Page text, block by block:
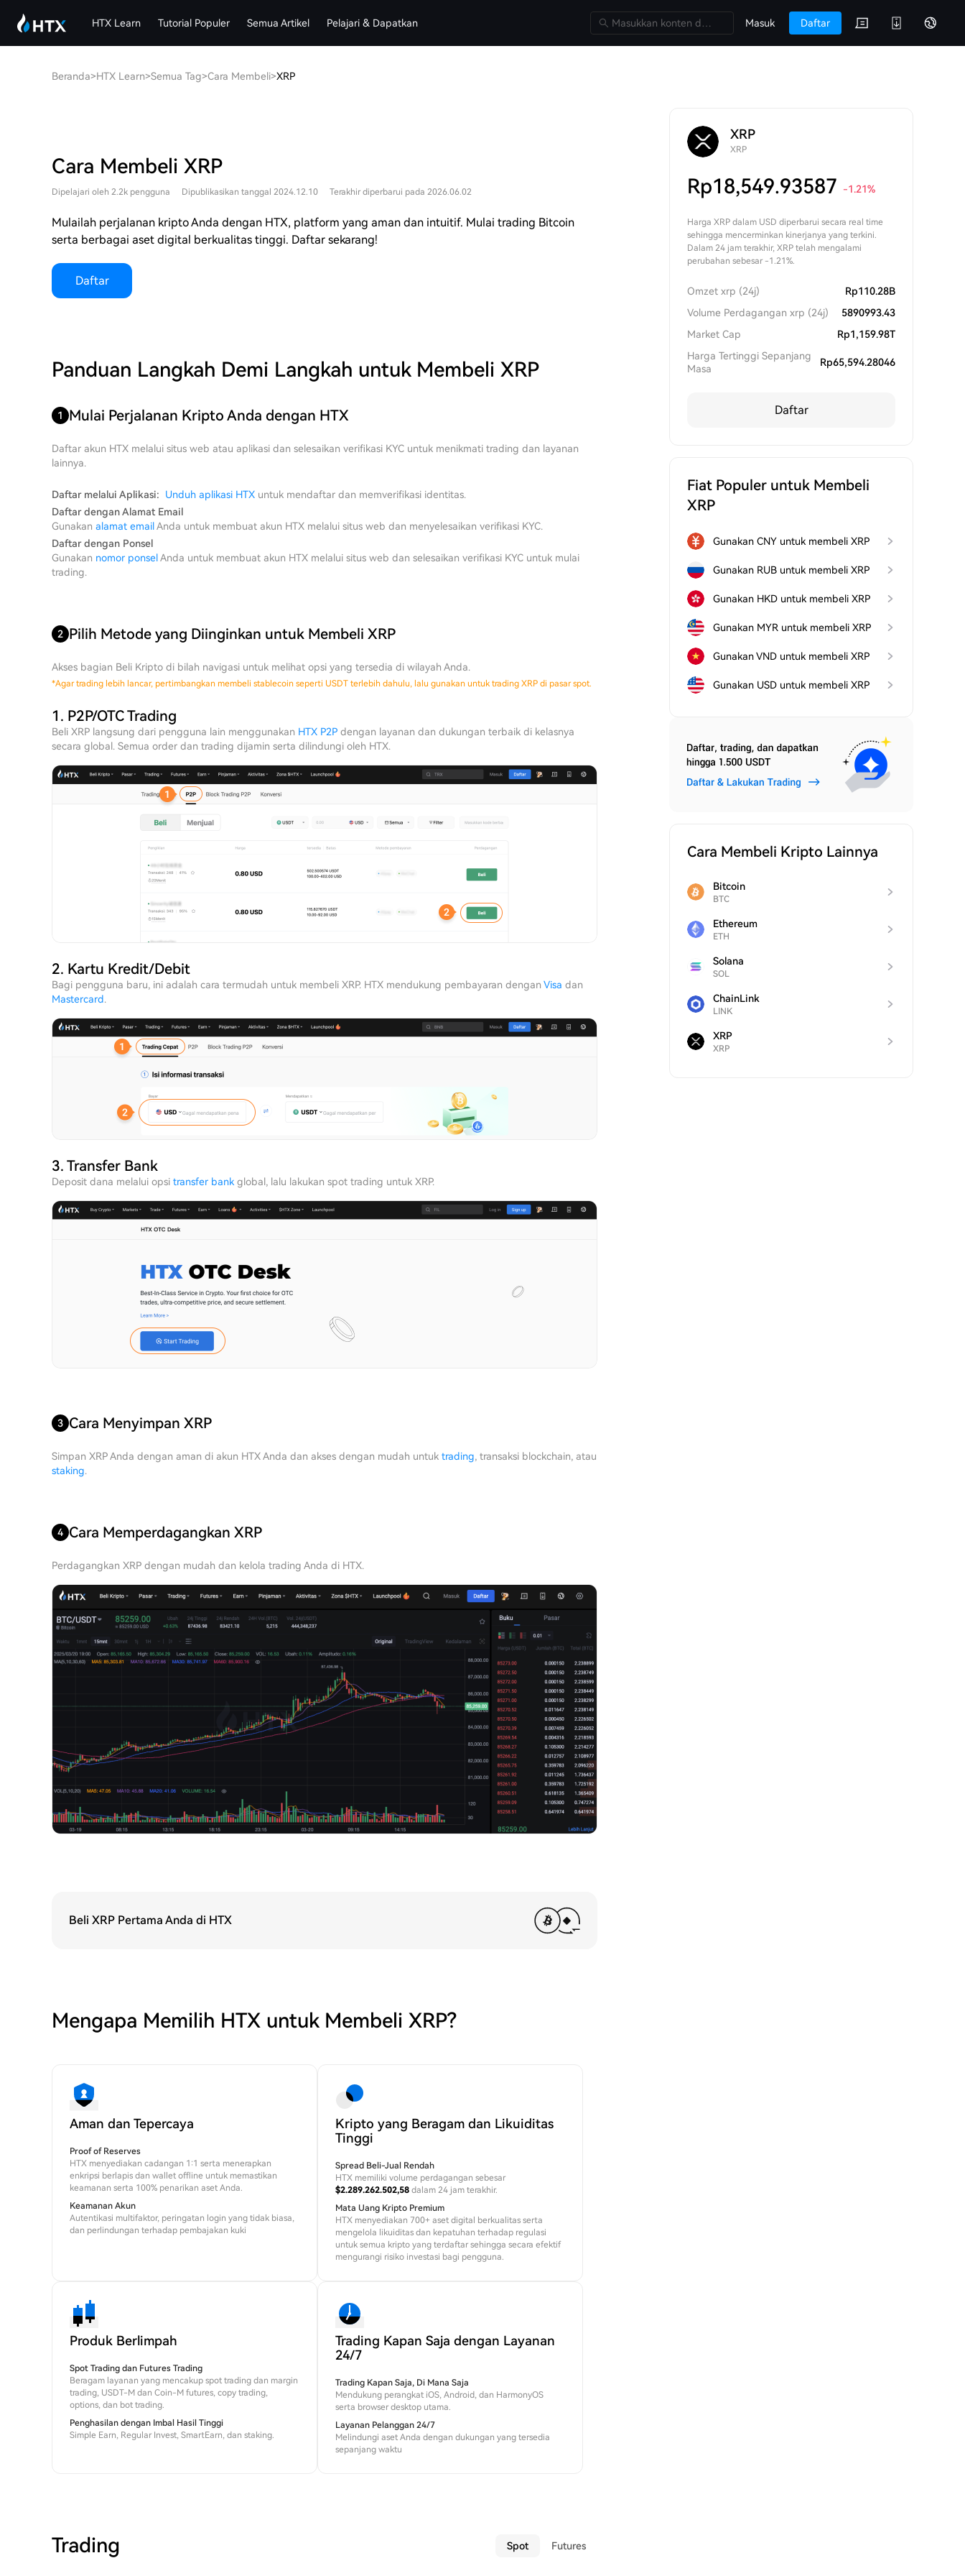
HTX Learn Tutorial Populer Semua Artikel Pelajari & Dapatkan Masuk Daftar
Beranda>HTX Learn>Semua Tag>Cara Membeli>XRP
Cara Membeli XRP
Dipelajari oleh 2.2k pengguna Dipublikasikan tanggal 2024.12.10 Terakhir diperbarui pada 2026.06.02
Mulailah perjalanan kripto Anda dengan HTX, platform yang aman dan intuitif. Mulai trading Bitcoin
serta berbagai aset digital berkualitas tinggi. Daftar sekarang!
Daftar
Panduan Langkah Demi Langkah untuk Membeli XRP
1 Mulai Perjalanan Kripto Anda dengan HTX
Daftar akun HTX melalui situs web atau aplikasi dan selesaikan verifikasi KYC untuk menikmati trading dan layanan
lainnya.
Daftar melalui Aplikasi: Unduh aplikasi HTX untuk mendaftar dan memverifikasi identitas.
Daftar dengan Alamat Email
Gunakan alamat email Anda untuk membuat akun HTX melalui situs web dan menyelesaikan verifikasi KYC.
Daftar dengan Ponsel
Gunakan nomor ponsel Anda untuk membuat akun HTX melalui situs web dan selesaikan verifikasi KYC untuk mulai
trading.
2 Pilih Metode yang Diinginkan untuk Membeli XRP
Akses bagian Beli Kripto di bilah navigasi untuk melihat opsi yang tersedia di wilayah Anda.
*Agar trading lebih lancar, pertimbangkan membeli stablecoin seperti USDT terlebih dahulu, lalu gunakan untuk trading XRP di pasar spot.
1. P2P/OTC Trading
Beli XRP langsung dari pengguna lain menggunakan HTX P2P dengan layanan dan dukungan terbaik di kelasnya
secara global. Semua order dan trading dijamin serta dilindungi oleh HTX.
2. Kartu Kredit/Debit
Bagi pengguna baru, ini adalah cara termudah untuk membeli XRP. HTX mendukung pembayaran dengan Visa dan
Mastercard.
3. Transfer Bank
Deposit dana melalui opsi transfer bank global, lalu lakukan spot trading untuk XRP.
3 Cara Menyimpan XRP
Simpan XRP Anda dengan aman di akun HTX Anda dan akses dengan mudah untuk trading, transaksi blockchain, atau
staking.
4 Cara Memperdagangkan XRP
Perdagangkan XRP dengan mudah dan kelola trading Anda di HTX.
Beli XRP Pertama Anda di HTX
Mengapa Memilih HTX untuk Membeli XRP?
Aman dan Tepercaya
Proof of Reserves
HTX menyediakan cadangan 1:1 serta menerapkan
enkripsi berlapis dan wallet offline untuk memastikan
keamanan serta 100% penarikan aset Anda.
Keamanan Akun
Autentikasi multifaktor, peringatan login yang tidak biasa,
dan perlindungan terhadap pembajakan kuki
Kripto yang Beragam dan Likuiditas
Tinggi
Spread Beli-Jual Rendah
HTX memiliki volume perdagangan sebesar
$2.289.262.502,58 dalam 24 jam terakhir.
Mata Uang Kripto Premium
HTX menyediakan 700+ aset digital berkualitas serta
mengelola likuiditas dan kepatuhan terhadap regulasi
untuk semua kripto yang terdaftar sehingga secara efektif
mengurangi risiko investasi bagi pengguna.
Produk Berlimpah
Spot Trading dan Futures Trading
Beragam layanan yang mencakup spot trading dan margin
trading, USDT-M dan Coin-M futures, copy trading,
options, dan bot trading.
Penghasilan dengan Imbal Hasil Tinggi
Simple Earn, Regular Invest, SmartEarn, dan staking.
Trading Kapan Saja dengan Layanan
24/7
Trading Kapan Saja, Di Mana Saja
Mendukung perangkat iOS, Android, dan HarmonyOS
serta browser desktop utama.
Layanan Pelanggan 24/7
Melindungi aset Anda dengan dukungan yang tersedia
sepanjang waktu
Trading Spot Futures
XRP
XRP
Rp18,549.93587 -1.21%
Harga XRP dalam USD diperbarui secara real time
sehingga mencerminkan kinerjanya yang terkini.
Dalam 24 jam terakhir, XRP telah mengalami
perubahan sebesar -1.21%.
Omzet xrp (24j) Rp110.28B
Volume Perdagangan xrp (24j)
5890993.43
Market Cap
Rp1,159.98T
Harga Tertinggi Sepanjang
Masa
Rp65,594.28046
Daftar
Fiat Populer untuk Membeli
XRP
Gunakan CNY untuk membeli XRP
Gunakan RUB untuk membeli XRP
Gunakan HKD untuk membeli XRP
Gunakan MYR untuk membeli XRP
Gunakan VND untuk membeli XRP
Gunakan USD untuk membeli XRP
Cara Membeli Kripto Lainnya
Bitcoin
BTC
Ethereum
ETH
Solana
SOL
ChainLink
LINK
XRP
XRP